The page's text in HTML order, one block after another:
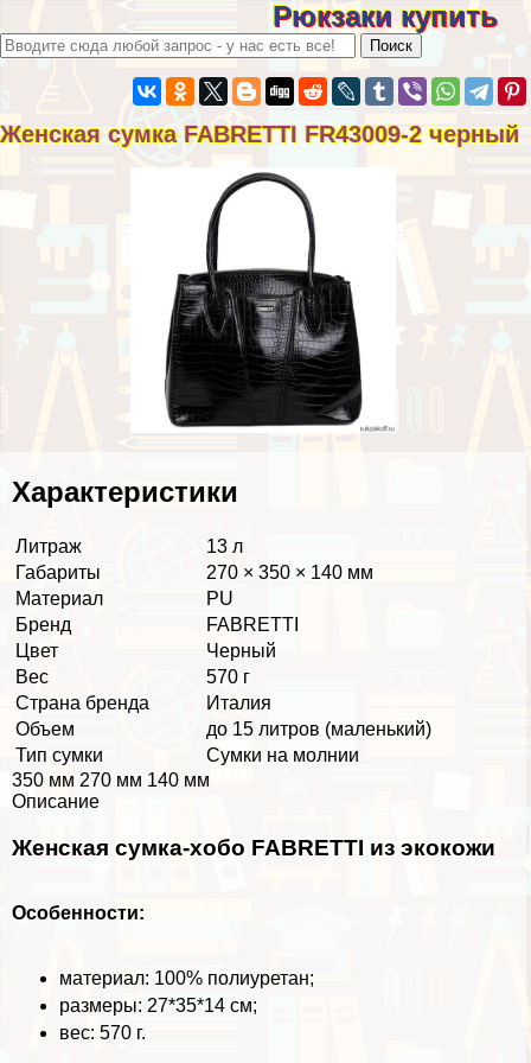
Рюкзаки купить
Женская сумка FABRETTI FR43009-2 черный
Хаpaктеристики
Литраж
13 л
Габариты
270 × 350 × 140 мм
Материал
PU
Бренд
FABRETTI
Цвет
Черный
Вес
570 г
Страна бренда
Италия
Объем
до 15 литров (маленький)
Тип сумки
Сумки на молнии
350 мм 270 мм 140 мм
Описание
Женская сумка-хобо FABRETTI из экокожи
Особенности:
материал: 100% полиуретан;
размеры: 27*35*14 см;
вес: 570 г.